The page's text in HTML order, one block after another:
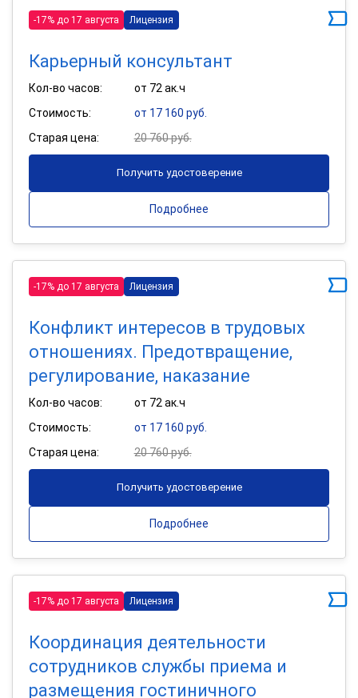
-17% до 17 августа Лицензия
Карьерный консультант
Кол-во часов:
от 72 ак.ч
Стоимость:
от 17 160 руб.
Старая цена:
20 760 руб.
Получить удостоверение
Подробнее
-17% до 17 августа Лицензия
Конфликт интересов в трудовых
отношениях. Предотвращение,
регулирование, наказание
Кол-во часов:
от 72 ак.ч
Стоимость:
от 17 160 руб.
Старая цена:
20 760 руб.
Получить удостоверение
Подробнее
-17% до 17 августа Лицензия
Координация деятельности
сотрудников службы приема и
размещения гостиничного